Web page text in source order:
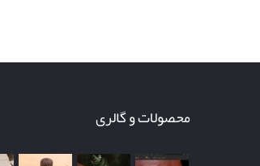
پرینت سه بعدی پهپاد
محصولات و گالری